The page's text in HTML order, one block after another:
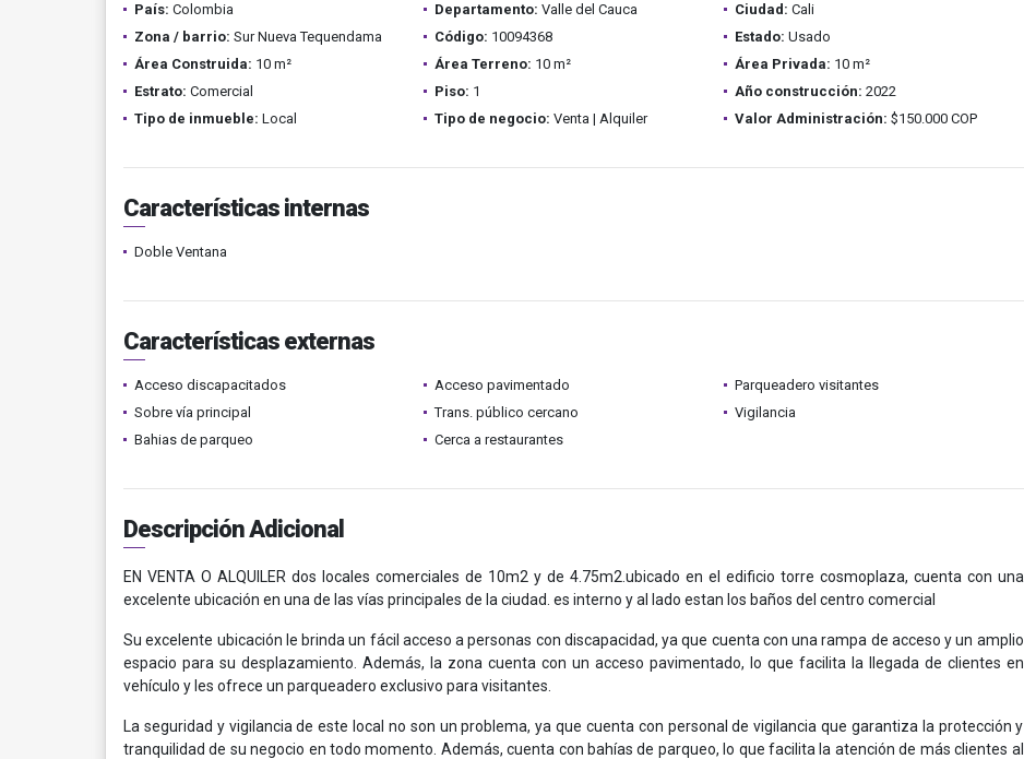
País: Colombia Departamento: Valle del Cauca Ciudad: Cali
Zona / barrio: Sur Nueva Tequendama Código: 10094368 Estado: Usado
Área Construida: 10 m² Área Terreno: 10 m² Área Privada: 10 m²
Estrato: Comercial Piso: 1 Año construcción: 2022
Tipo de inmueble: Local Tipo de negocio: Venta | Alquiler Valor Administración: $150.000 COP
Características internas
Doble Ventana
Características externas
Acceso discapacitados Acceso pavimentado
Parqueadero visitantes
Sobre vía principal
Trans. público cercano
Vigilancia
Bahias de parqueo
Cerca a restaurantes
Descripción Adicional
EN VENTA O ALQUILER dos locales comerciales de 10m2 y de 4.75m2.ubicado en el edificio torre cosmoplaza, cuenta con una
excelente ubicación en una de las vías principales de la ciudad. es interno y al lado estan los baños del centro comercial
Su excelente ubicación le brinda un fácil acceso a personas con discapacidad, ya que cuenta con una rampa de acceso y un amplio
espacio para su desplazamiento. Además, la zona cuenta con un acceso pavimentado, lo que facilita la llegada de clientes en
vehículo y les ofrece un parqueadero exclusivo para visitantes.
La seguridad y vigilancia de este local no son un problema, ya que cuenta con personal de vigilancia que garantiza la protección y
tranquilidad de su negocio en todo momento. Además, cuenta con bahías de parqueo, lo que facilita la atención de más clientes al